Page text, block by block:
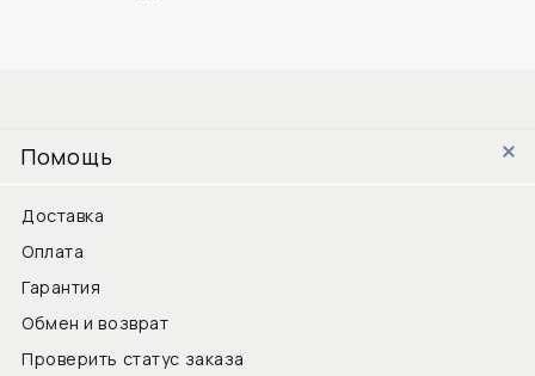
Помощь
Доставка
Оплата
Гарантия
Обмен и возврат
Проверить статус заказа